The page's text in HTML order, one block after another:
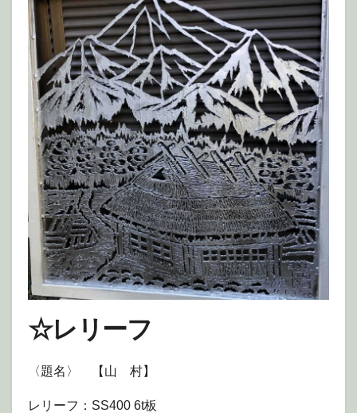
☆レリーフ
〈題名〉 【山 村】
レリーフ：SS400 6t板